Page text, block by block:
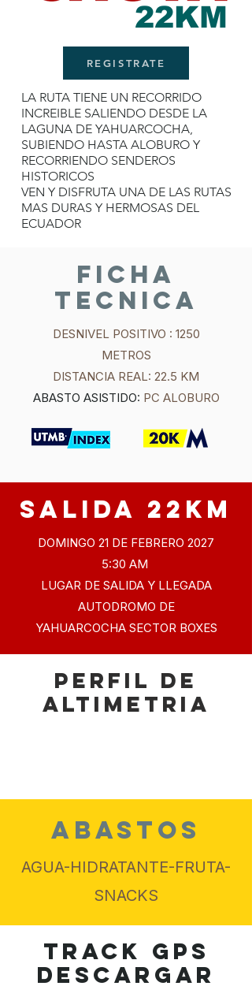
22KM
REGISTRATE
LA RUTA TIENE UN RECORRIDO
INCREIBLE SALIENDO DESDE LA
LAGUNA DE YAHUARCOCHA,
SUBIENDO HASTA ALOBURO Y
RECORRIENDO SENDEROS
HISTORICOS
VEN Y DISFRUTA UNA DE LAS RUTAS
MAS DURAS Y HERMOSAS DEL
ECUADOR
FICHA
TECNICA
DESNIVEL POSITIVO : 1250
METROS
DISTANCIA REAL: 22.5 KM
ABASTO ASISTIDO: PC ALOBURO
SALIDA 22KM
DOMINGO 21 DE FEBRERO 2027
5:30 AM
LUGAR DE SALIDA Y LLEGADA​
AUTODROMO DE
YAHUARCOCHA SECTOR BOXES
PERFIL DE
ALTIMETRIA
ABASTOS
AGUA-HIDRATANTE-FRUTA-
SNACKS
TRACK GPS
descargar